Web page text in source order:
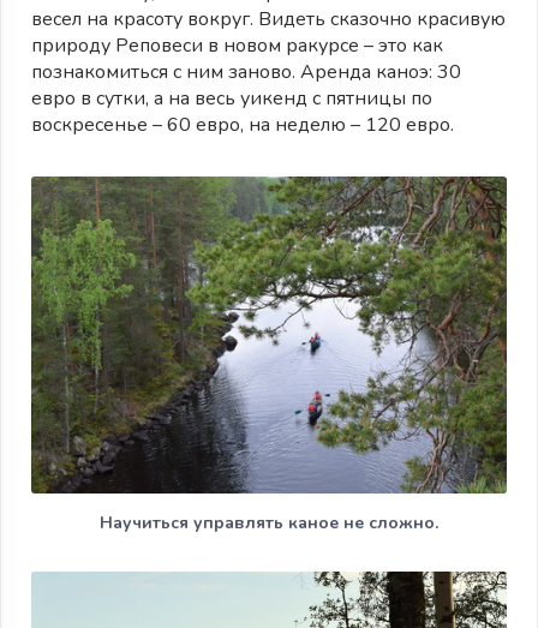
весел на красоту вокруг. Видеть сказочно красивую
природу Реповеси в новом ракурсе – это как
познакомиться с ним заново. Аренда каноэ: 30
евро в сутки, а на весь уикенд с пятницы по
воскресенье – 60 евро, на неделю – 120 евро.
Научиться управлять каное не сложно.